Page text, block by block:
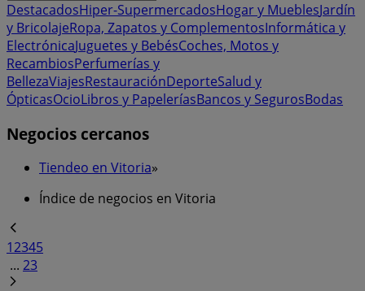
DestacadosHiper-SupermercadosHogar y MueblesJardín
y BricolajeRopa, Zapatos y ComplementosInformática y
ElectrónicaJuguetes y BebésCoches, Motos y
RecambiosPerfumerías y
BellezaViajesRestauraciónDeporteSalud y
ÓpticasOcioLibros y PapeleríasBancos y SegurosBodas
Negocios cercanos
Tiendeo en Vitoria»
Índice de negocios en Vitoria
12345
... 23